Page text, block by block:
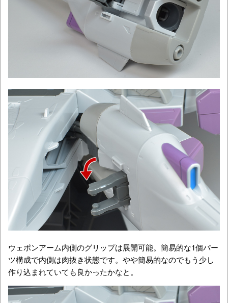
ウェポンアーム内側のグリップは展開可能。簡易的な1個パー
ツ構成で内側は肉抜き状態です。やや簡易的なのでもう少し
作り込まれていても良かったかなと。